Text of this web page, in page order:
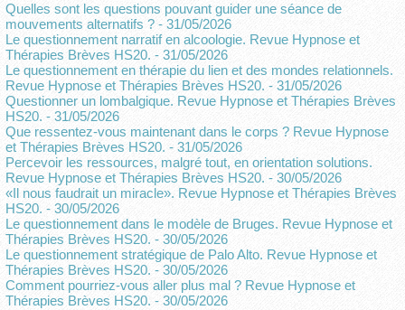
Quelles sont les questions pouvant guider une séance de
mouvements alternatifs ? - 31/05/2026
Le questionnement narratif en alcoologie. Revue Hypnose et
Thérapies Brèves HS20. - 31/05/2026
Le questionnement en thérapie du lien et des mondes relationnels.
Revue Hypnose et Thérapies Brèves HS20. - 31/05/2026
Questionner un lombalgique. Revue Hypnose et Thérapies Brèves
HS20. - 31/05/2026
Que ressentez-vous maintenant dans le corps ? Revue Hypnose
et Thérapies Brèves HS20. - 31/05/2026
Percevoir les ressources, malgré tout, en orientation solutions.
Revue Hypnose et Thérapies Brèves HS20. - 30/05/2026
«Il nous faudrait un miracle». Revue Hypnose et Thérapies Brèves
HS20. - 30/05/2026
Le questionnement dans le modèle de Bruges. Revue Hypnose et
Thérapies Brèves HS20. - 30/05/2026
Le questionnement stratégique de Palo Alto. Revue Hypnose et
Thérapies Brèves HS20. - 30/05/2026
Comment pourriez-vous aller plus mal ? Revue Hypnose et
Thérapies Brèves HS20. - 30/05/2026